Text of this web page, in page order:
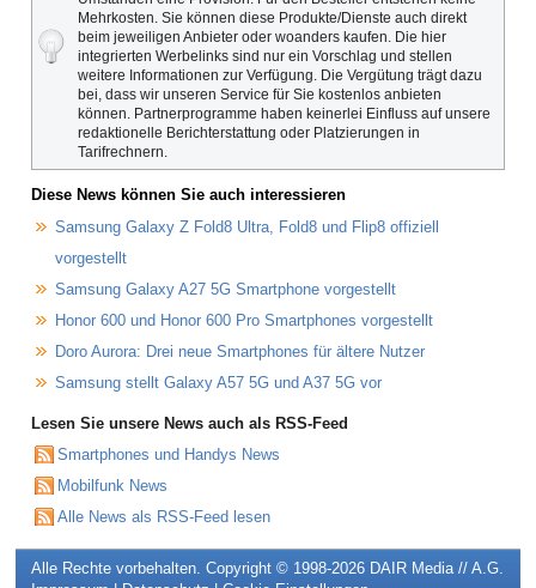
Mehrkosten. Sie können diese Produkte/Dienste auch direkt
beim jeweiligen Anbieter oder woanders kaufen. Die hier
integrierten Werbelinks sind nur ein Vorschlag und stellen
weitere Informationen zur Verfügung. Die Vergütung trägt dazu
bei, dass wir unseren Service für Sie kostenlos anbieten
können. Partnerprogramme haben keinerlei Einfluss auf unsere
redaktionelle Berichterstattung oder Platzierungen in
Tarifrechnern.
Diese News können Sie auch interessieren
Samsung Galaxy Z Fold8 Ultra, Fold8 und Flip8 offiziell
vorgestellt
Samsung Galaxy A27 5G Smartphone vorgestellt
Honor 600 und Honor 600 Pro Smartphones vorgestellt
Doro Aurora: Drei neue Smartphones für ältere Nutzer
Samsung stellt Galaxy A57 5G und A37 5G vor
Lesen Sie unsere News auch als RSS-Feed
Smartphones und Handys News
Mobilfunk News
Alle News als RSS-Feed lesen
Alle Rechte vorbehalten. Copyright © 1998-2026 DAIR Media // A.G.